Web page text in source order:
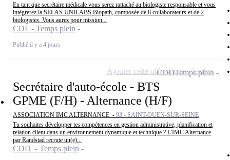
En tant que secrétaire médicale vous serez rattaché au biologiste responsable et vous
intégrerez la SELAS UNILABS Biopath, composée de 8 collaborateurs et de 2
biologistes. Vous aurez pour mission...
CDI - Temps plein
Publié il y a 4 jours
Secrétaire d'auto-école - BTS
GPME (F/H) - Alternance (H/F)
ASSOCIATION IMC ALTERNANCE - 93 - SAINT-OUEN-SUR-SEINE
Tu souhaites développer tes compétences en gestion administrative, planification et
relation client dans un environnement dynamique et technique ? L'IMC Alternance
par Randstad recrute un(e)...
CDD - Temps plein
CDDTemps plein
Ajouter cette offre à ma sélection